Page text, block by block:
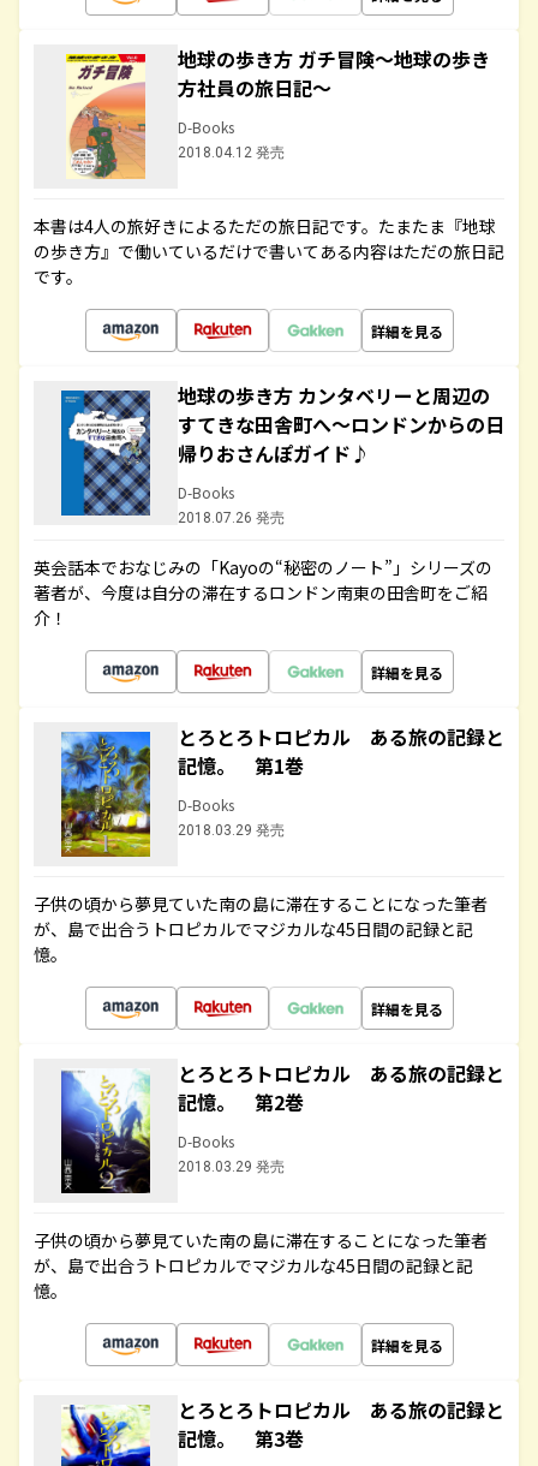
地球の歩き方 ガチ冒険～地球の歩き
方社員の旅日記～
D-Books
2018.04.12 発売
本書は4人の旅好きによるただの旅日記です。たまたま『地球
の歩き方』で働いているだけで書いてある内容はただの旅日記
です。
詳細を見る
地球の歩き方 カンタベリーと周辺の
すてきな田舎町へ～ロンドンからの日
帰りおさんぽガイド♪
D-Books
2018.07.26 発売
英会話本でおなじみの「Kayoの“秘密のノート”」シリーズの
著者が、今度は自分の滞在するロンドン南東の田舎町をご紹
介！
詳細を見る
とろとろトロピカル ある旅の記録と
記憶。 第1巻
D-Books
2018.03.29 発売
子供の頃から夢見ていた南の島に滞在することになった筆者
が、島で出合うトロピカルでマジカルな45日間の記録と記
憶。
詳細を見る
とろとろトロピカル ある旅の記録と
記憶。 第2巻
D-Books
2018.03.29 発売
子供の頃から夢見ていた南の島に滞在することになった筆者
が、島で出合うトロピカルでマジカルな45日間の記録と記
憶。
詳細を見る
とろとろトロピカル ある旅の記録と
記憶。 第3巻